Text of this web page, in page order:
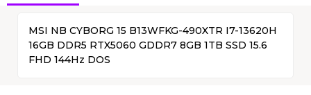
MSI NB CYBORG 15 B13WFKG-490XTR I7-13620H
16GB DDR5 RTX5060 GDDR7 8GB 1TB SSD 15.6
FHD 144Hz DOS